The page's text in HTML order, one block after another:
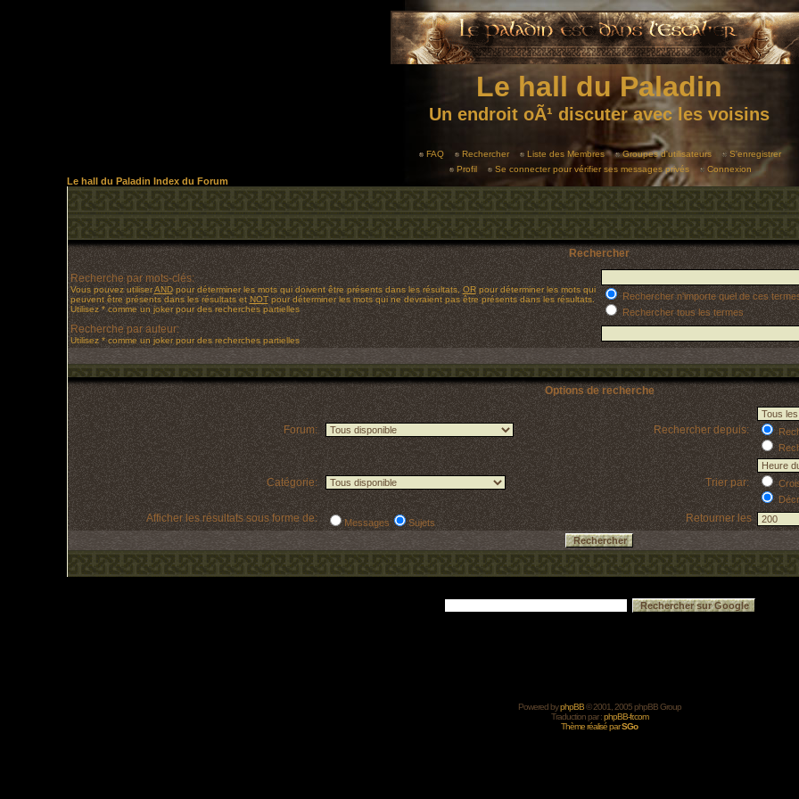
Le hall du Paladin
Un endroit oÃ¹ discuter avec les voisins
FAQ Rechercher Liste des Membres Groupes d'utilisateurs
S'enregistrer
Profil
Se connecter pour vérifier ses messages privés Connexion
Le hall du Paladin Index du Forum
Rechercher
Recherche par mots-clés:
Vous pouvez utiliserANDpour déterminer les mots qui doivent être présents dans les résultats,ORpour déterminer les mots qui
peuvent être présents dans les résultats etNOTpour déterminer les mots qui ne devraient pas être présents dans les résultats.
Utilisez * comme un joker pour des recherches partielles
Rechercher n'importe quel de ces
Rechercher tous les termes
Recherche par auteur:
Utilisez * comme un joker pour des recherches partielles
Options de recherche
Forum: Rechercher depuis:
Catégorie: Trier par:
Afficher les résultats sous forme de: Messages Sujets Retourner les
Powered byphpBB© 2001, 2005 phpBB Group
Traduction par :phpBB-fr.com
Thème réalisé parSGo